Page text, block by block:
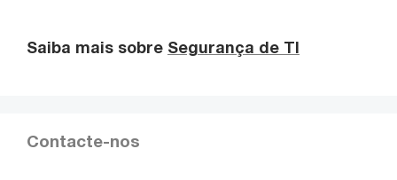
Saiba mais sobre Segurança de TI
Contacte-nos